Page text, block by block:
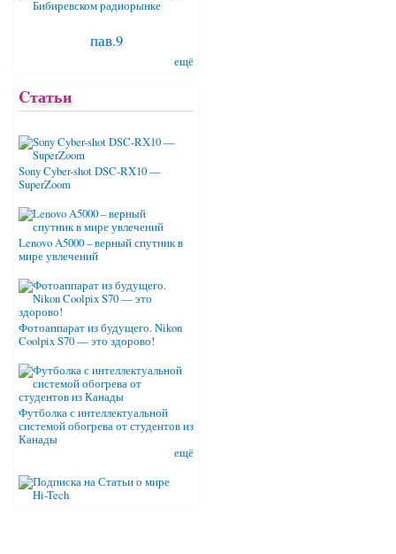
пав.9
ещё
Cтатьи
Sony Cyber-shot DSC-RX10 —
SuperZoom
Lenovo A5000 – верный спутник в
мире увлечений
Фотоаппарат из будущего. Nikon
Coolpix S70 — это здорово!
Футболка с интеллектуальной
системой обогрева от студентов из
Канады
ещё